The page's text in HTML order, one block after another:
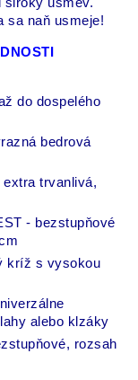
široký úsmev.
sa naň usmeje!
do dospelého
bedrová
trvanlivá,
- bezstupňové
kríž s vysokou
alebo klzáky
rozsah